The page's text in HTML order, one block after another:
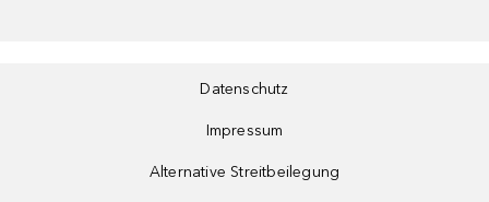
Datenschutz
Impressum
Alternative Streitbeilegung